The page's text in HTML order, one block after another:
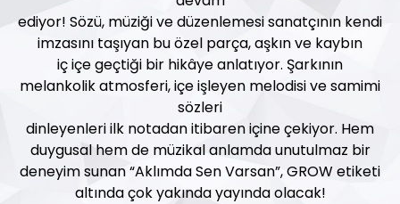
ediyor! Sözü, müziği ve düzenlemesi sanatçının kendi
imzasını taşıyan bu özel parça, aşkın ve kaybın
iç içe geçtiği bir hikâye anlatıyor. Şarkının
melankolik atmosferi, içe işleyen melodisi ve samimi
sözleri
dinleyenleri ilk notadan itibaren içine çekiyor. Hem
duygusal hem de müzikal anlamda unutulmaz bir
deneyim sunan “Aklımda Sen Varsan”, GROW etiketi
altında çok yakında yayında olacak!